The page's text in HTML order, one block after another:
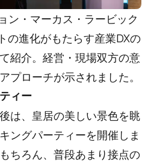
・マーカス・ラービック
の進化がもたらす産業DXの
紹介。経営・現場双方の意
プローチが示されました。
ィー
は、皇居の美しい景色を眺
ングパーティーを開催しま
ちろん、普段あまり接点の